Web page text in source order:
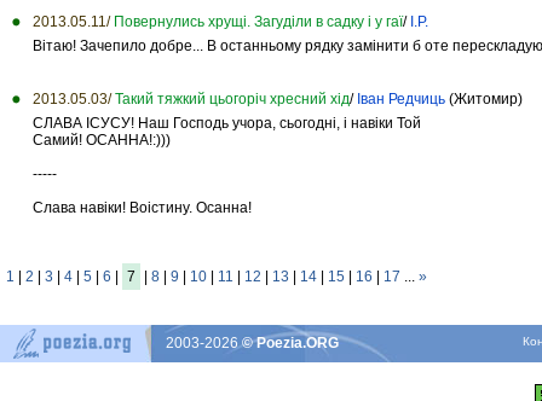
2013.05.11/ Повернулись хрущі. Загуділи в садку і у гаї/ І.Р.
Вітаю! Зачепило добре... В останньому рядку замінити б оте
2013.05.03/ Такий тяжкий цьогоріч хресний хід/ Іван Редчиць (Житомир)
СЛАВА ІСУСУ! Наш Господь учора, сьогодні, і навіки Той
Самий! ОСАННА!:)))
-----
Слава навіки! Воістину. Осанна!
1 2 3 4 5 6 7 8 9 10 11 12 13 14 15 16 17 ... »
2003-2026© Poezia.ORG